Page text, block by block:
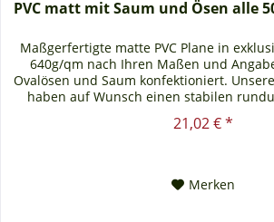
PVC matt mit Saum und Ösen alle
Maßgerfertigte matte PVC Plane in
640g/qm nach Ihren Maßen und
Ovalösen und Saum konfektioniert.
haben auf Wunsch einen stabilen
Saum in der...
21,02 € *
Merken